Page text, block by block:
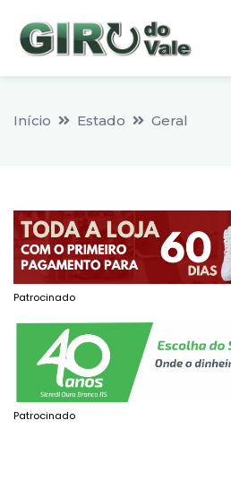
Início Estado Geral
Patrocinado
Patrocinado